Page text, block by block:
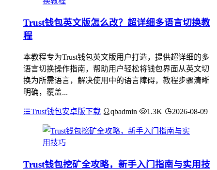
Trust钱包英文版怎么改？超详细多语言切换教
程
本教程专为Trust钱包英文版用户打造，提供超详细的多
语言切换操作指南，帮助用户轻松将钱包界面从英文切
换为所需语言，解决使用中的语言障碍，教程步骤清晰
明确，覆盖...
Trust钱包安卓版下载 qbadmin 1.3K 2026-08-09
Trust钱包挖矿全攻略，新手入门指南与实用技